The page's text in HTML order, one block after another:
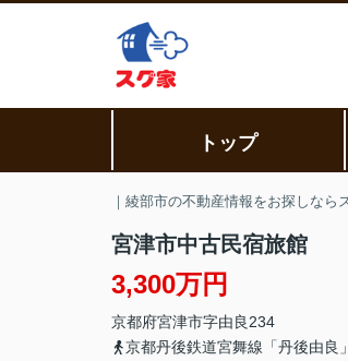
トップ
｜綾部市の不動産情報をお探しなら
宮津市中古民宿旅館
3,300万円
京都府宮津市字由良234
京都丹後鉄道宮舞線「丹後由良